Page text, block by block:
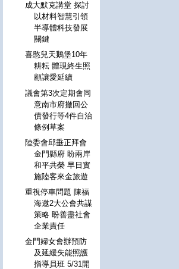
成大默克講堂 探討
以材料智慧引領
半導體科技發展
關鍵
喜憨兒天鵝堡10年
耕耘 體現終生照
顧讓愛延續
議會第3次定期會同
意南市府撤回公
債發行等4件自治
條例草案
陸委會邱垂正拜會
金門縣府 盼兩岸
和平共榮 早日實
施陸客來金旅遊
重視停車問題 陳福
海邀2大公會共謀
策略 盼善盡社會
企業責任
金門婦女會辦預防
及延緩失能照護
指導員班 5/31開